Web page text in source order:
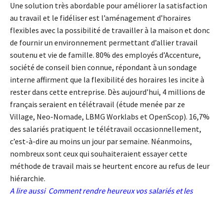
Une solution très abordable pour améliorer la satisfaction
au travail et le fidéliser est l’aménagement d’horaires
flexibles avec la possibilité de travailler à la maison et donc
de fournir un environnement permettant d’allier travail
soutenu et vie de famille. 80% des employés d’Accenture,
société de conseil bien connue, répondant à un sondage
interne affirment que la flexibilité des horaires les incite à
rester dans cette entreprise. Dès aujourd’hui, 4 millions de
français seraient en télétravail (étude menée par ze
Village, Neo-Nomade, LBMG Worklabs et OpenScop). 16,7%
des salariés pratiquent le télétravail occasionnellement,
c’est-à-dire au moins un jour par semaine. Néanmoins,
nombreux sont ceux qui souhaiteraient essayer cette
méthode de travail mais se heurtent encore au refus de leur
hiérarchie.
A lire aussi Comment rendre heureux vos salariés et les